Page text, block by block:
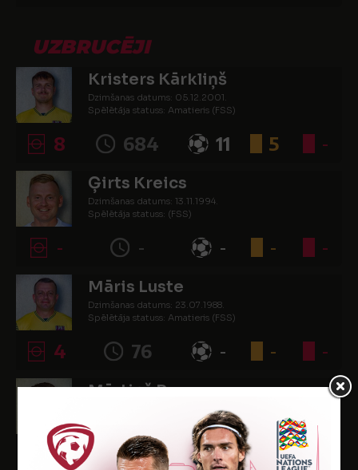
UZBRUCĒJI
Kristers Kārkliņš
Dzimšanas datums: 05.12.2001.
Spēlētāja statuss: Amatieris (FSS)
8 684 11 5 -
Ģirts Kreics
Dzimšanas datums: 13.11.1994.
Spēlētāja statuss: (FSS)
- - - - -
Māris Luste
Dzimšanas datums: 23.07.1988.
Spēlētāja statuss: Amatieris (FSS)
4 76 - - -
Mārtiņš Remess
Dzimšanas datums: 26.10.1994.
11 990 23 -